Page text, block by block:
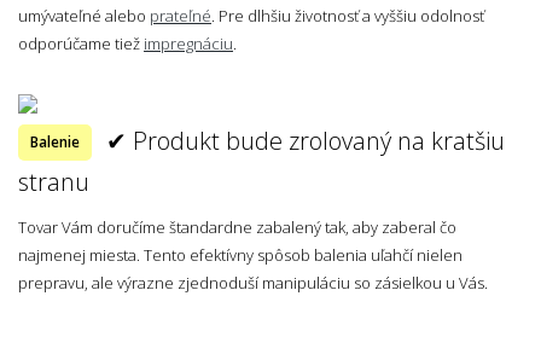
umývateľné alebo prateľné. Pre dlhšiu životnosť a vyššiu odolnosť
odporúčame tiež impregnáciu.
Balenie
✔ Produkt bude zrolovaný na kratšiu
stranu
Tovar Vám doručíme štandardne zabalený tak, aby zaberal čo
najmenej miesta. Tento efektívny spôsob balenia uľahčí nielen
prepravu, ale výrazne zjednoduší manipuláciu so zásielkou u Vás.